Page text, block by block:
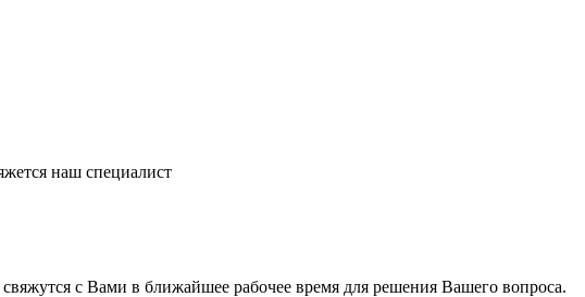
наш специалист
с Вами в ближайшее рабочее время для решения Вашего вопроса.